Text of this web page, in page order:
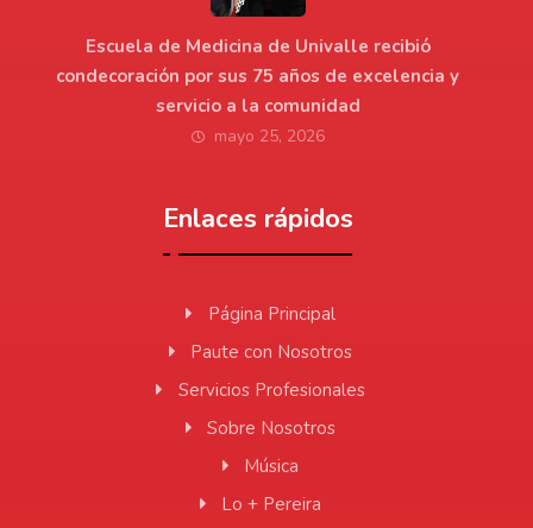
Escuela de Medicina de Univalle recibió
condecoración por sus 75 años de excelencia y
servicio a la comunidad
mayo 25, 2026
Enlaces rápidos
Página Principal
Paute con Nosotros
Servicios Profesionales
Sobre Nosotros
Música
Lo + Pereira